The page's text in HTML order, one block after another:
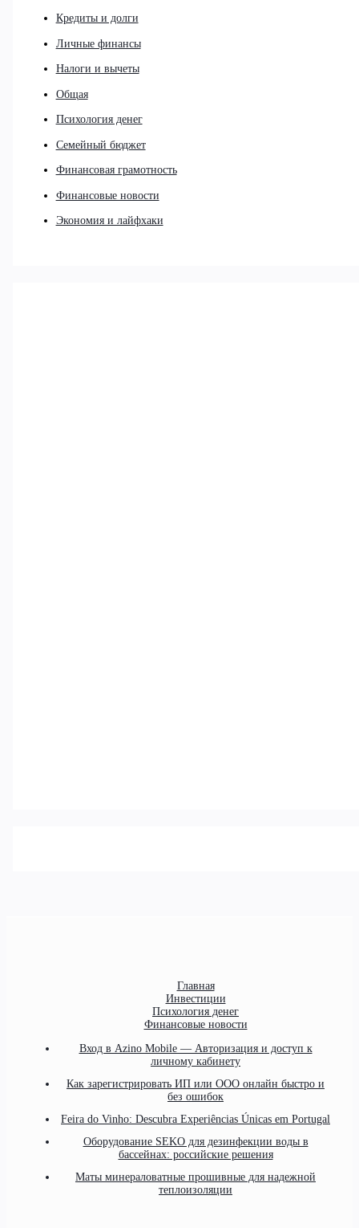
Кредиты и долги
Личные финансы
Налоги и вычеты
Общая
Психология денег
Семейный бюджет
Финансовая грамотность
Финансовые новости
Экономия и лайфхаки
Главная
Инвестиции
Психология денег
Финансовые новости
Вход в Azino Mobile — Авторизация и доступ к
личному кабинету
Как зарегистрировать ИП или ООО онлайн быстро и
без ошибок
Feira do Vinho: Descubra Experiências Únicas em Portugal
Оборудование SEKO для дезинфекции воды в
бассейнах: российские решения
Маты минераловатные прошивные для надежной
теплоизоляции